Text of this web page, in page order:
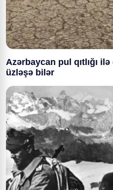
Azərbaycan pul qıtlığı ilə
üzləşə bilər